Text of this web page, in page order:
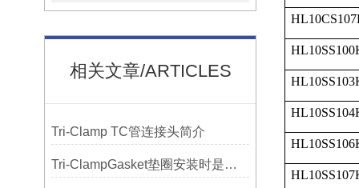
相关文章/ARTICLES
Tri-Clamp TC管连接头简介
Tri-ClampGasket垫圈安装时是否需要涂抹润滑剂或密封脂？